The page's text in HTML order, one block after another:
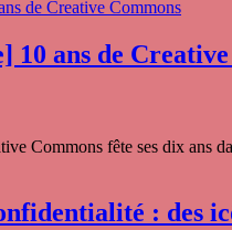
10 ans de
Commons fête ses dix ans
: des